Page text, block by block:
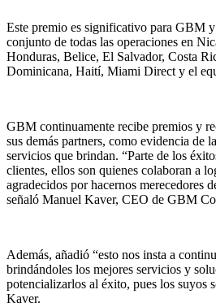
Este premio es significativo para GBM
conjunto de todas las operaciones en
Honduras, Belice, El Salvador, Costa
Dominicana, Haití, Miami Direct y el
GBM continuamente recibe premios y
sus demás partners, como evidencia de
servicios que brindan. “Parte de los
clientes, ellos son quienes colaboran a
agradecidos por hacernos merecedores
señaló Manuel Kaver, CEO de GBM
Además, añadió “esto nos insta a
brindándoles los mejores servicios y
potencializarlos al éxito, pues los suyos
Kaver.